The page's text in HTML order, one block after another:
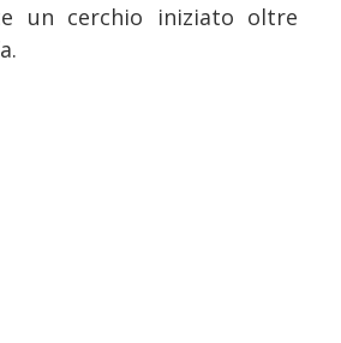
un cerchio iniziato oltre